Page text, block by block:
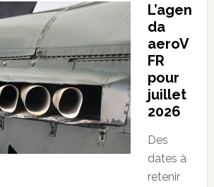
L’agen
da
aeroV
FR
pour
juillet
2026
Des
dates à
retenir